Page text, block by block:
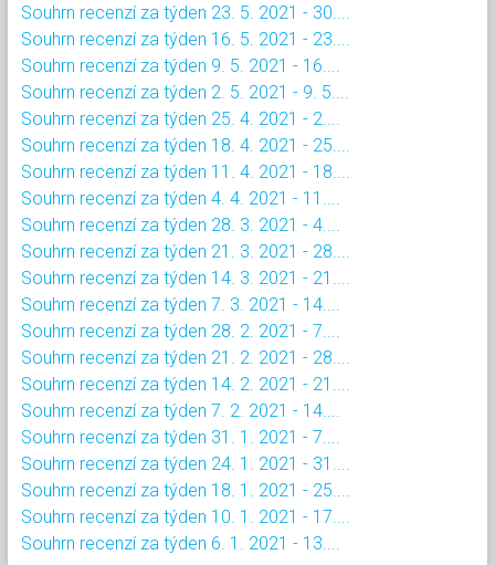
Souhrn recenzí za týden 23. 5. 2021 - 30....
Souhrn recenzí za týden 16. 5. 2021 - 23....
Souhrn recenzí za týden 9. 5. 2021 - 16....
Souhrn recenzí za týden 2. 5. 2021 - 9. 5....
Souhrn recenzí za týden 25. 4. 2021 - 2....
Souhrn recenzí za týden 18. 4. 2021 - 25....
Souhrn recenzí za týden 11. 4. 2021 - 18....
Souhrn recenzí za týden 4. 4. 2021 - 11....
Souhrn recenzí za týden 28. 3. 2021 - 4....
Souhrn recenzí za týden 21. 3. 2021 - 28....
Souhrn recenzí za týden 14. 3. 2021 - 21....
Souhrn recenzí za týden 7. 3. 2021 - 14....
Souhrn recenzí za týden 28. 2. 2021 - 7....
Souhrn recenzí za týden 21. 2. 2021 - 28....
Souhrn recenzí za týden 14. 2. 2021 - 21....
Souhrn recenzí za týden 7. 2. 2021 - 14....
Souhrn recenzí za týden 31. 1. 2021 - 7....
Souhrn recenzí za týden 24. 1. 2021 - 31....
Souhrn recenzí za týden 18. 1. 2021 - 25....
Souhrn recenzí za týden 10. 1. 2021 - 17....
Souhrn recenzí za týden 6. 1. 2021 - 13....